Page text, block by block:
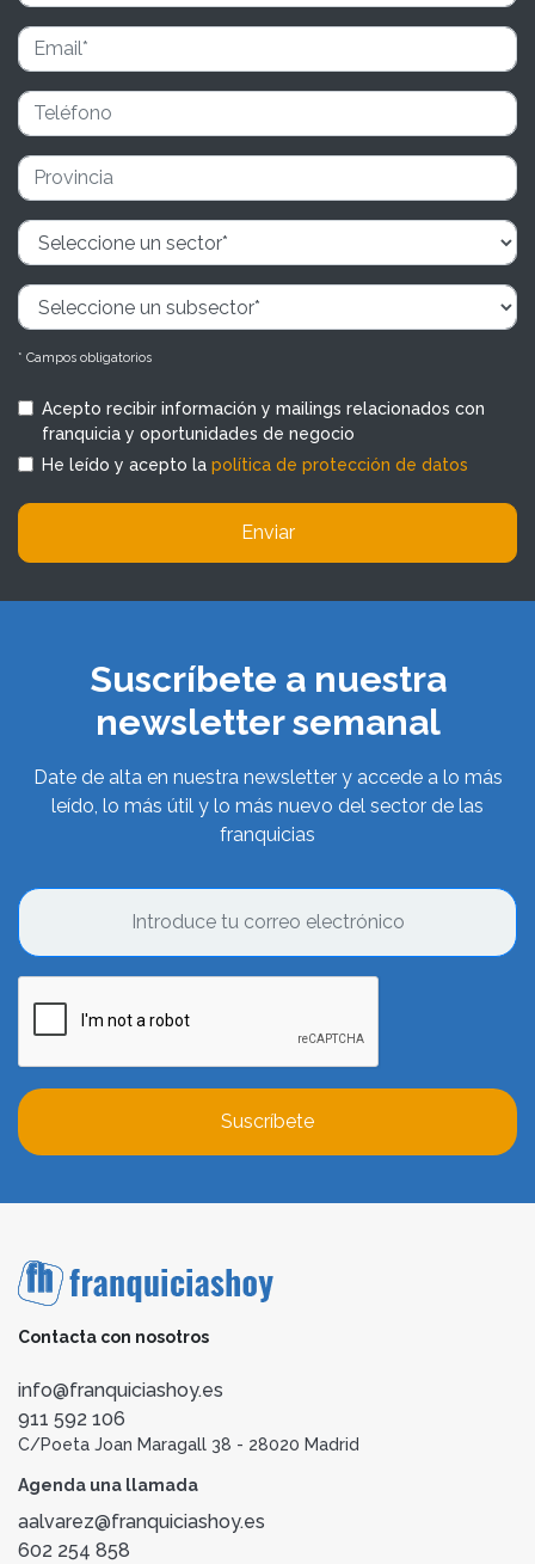
* Campos obligatorios
Acepto recibir información y mailings relacionados con
franquicia y oportunidades de negocio
He leído y acepto la política de protección de datos
Enviar
Suscríbete a nuestra
newsletter semanal
Date de alta en nuestra newsletter y accede a lo más
leído, lo más útil y lo más nuevo del sector de las
franquicias
Suscríbete
Contacta con nosotros
info@franquiciashoy.es
911 592 106
C/Poeta Joan Maragall 38 - 28020 Madrid
Agenda una llamada
aalvarez@franquiciashoy.es
602 254 858